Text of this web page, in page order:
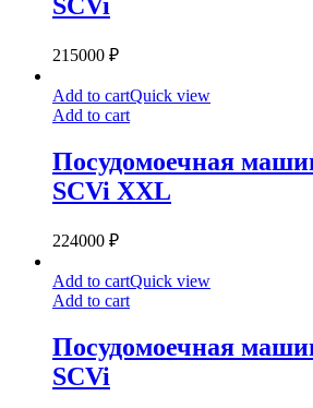
SCVi
215000 ₽
Посудомоечная
машина
SCVi
XXL
Add to cartQuick view
Add to cart
Посудомоечная
SCVi XXL
224000 ₽
Посудомоечная
машина
SCVi
Add to cartQuick view
Add to cart
Посудомоечная
SCVi